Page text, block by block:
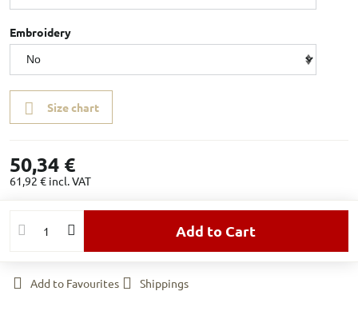
Embroidery
Size chart
50,34 €
61,92 € incl. VAT
Add to Cart
Add to Favourites Shippings